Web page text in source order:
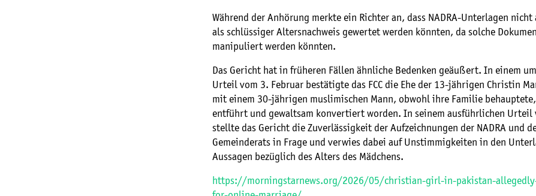
Während der Anhörung merkte ein Richter an, dass NADRA-Unterlagen
als schlüssiger Altersnachweis gewertet werden könnten, da solche
manipuliert werden könnten.
Das Gericht hat in früheren Fällen ähnliche Bedenken geäußert. In einem
Urteil vom 3. Februar bestätigte das FCC die Ehe der 13-jährigen Christin
mit einem 30-jährigen muslimischen Mann, obwohl ihre Familie
entführt und gewaltsam konvertiert worden. In seinem ausführlichen Urteil
stellte das Gericht die Zuverlässigkeit der Aufzeichnungen der NADRA und
Gemeinderats in Frage und verwies dabei auf Unstimmigkeiten in den
Aussagen bezüglich des Alters des Mädchens.
https://morningstarnews.org/2026/05/christian-girl-in-pakistan-